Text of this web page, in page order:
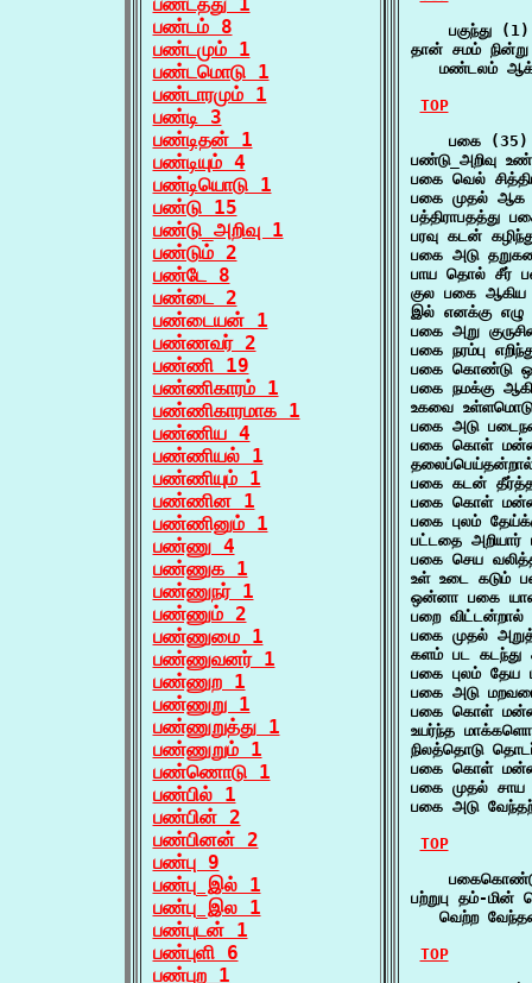
பண்டம் 8
பண்டமும் 1
பண்டமொடு 1
பண்டாரமும் 1
பண்டி 3
பண்டிதன் 1
பண்டியும் 4
பண்டியொடு 1
பண்டு 15
பண்டு_அறிவு 1
பண்டும் 2
பண்டே 8
பண்டை 2
பண்டையன் 1
பண்ணவர் 2
பண்ணி 19
பண்ணிகாரம் 1
பண்ணிகாரமாக 1
பண்ணிய 4
பண்ணியல் 1
பண்ணியும் 1
பண்ணின 1
பண்ணினும் 1
பண்ணு 4
பண்ணுக 1
பண்ணுநர் 1
பண்ணும் 2
பண்ணுமை 1
பண்ணுவனர் 1
பண்ணுற 1
பண்ணுறு 1
பண்ணுறுத்து 1
பண்ணுறும் 1
பண்ணொடு 1
பண்பில் 1
பண்பின் 2
பண்பினன் 2
பண்பு 9
பண்பு_இல் 1
பண்பு_இல 1
பண்புடன் 1
பண்புளி 6
பண்புற 1
    பகுந்து (1)
தான் சமம் நின்று
மண்டலம்
TOP
    பகை (35)
பண்டு_அறிவு
பகை வெல்
பகை முதல் ஆக
பரவு கடன்
பகை அடு
பாய தொல் சீர்
குல பகை
இல் எனக்கு
பகை அறு
பகை நரம்பு
பகை கொண்டு
பகை நமக்கு
உகவை
பகை அடு
பகை கொள்
பகை கடன்
பகை கொள்
பகை புலம்
பட்டதை
பகை செய
உள் உடை கடும்
ஒன்னா பகை
பறை
பகை முதல்
களம் பட
பகை புலம்
பகை அடு
பகை கொள்
உயர்ந்த
நிலத்தொடு
பகை கொள்
பகை முதல்
பகை அடு
TOP
பற்றுபு தம்-
வெற்ற
TOP